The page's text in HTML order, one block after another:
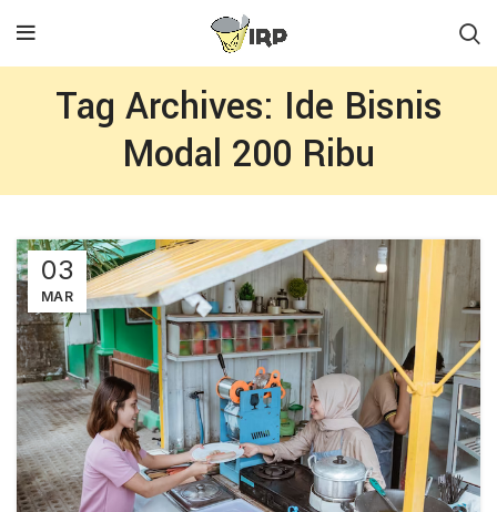
Tag Archives: Ide Bisnis
Modal 200 Ribu
03
MAR